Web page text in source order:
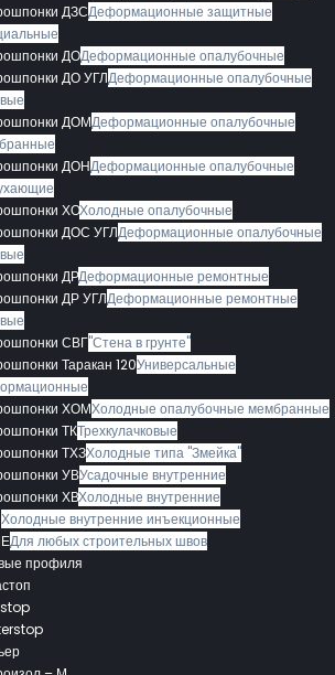
ДЗСДеформационные защитные
ДОДеформационные опалубочные
ДО УГЛДеформационные опалубочные
ДОМДеформационные опалубочные
ДОНДеформационные опалубочные
ХОХолодные опалубочные
ДОС УГЛДеформационные опалубочные
ДРДеформационные ремонтные
ДР УГЛДеформационные ремонтные
СВГ"Стена в грунте"
Таракан 120Универсальные
ХОМХолодные опалубочные мембранные
ТКТрехкулачковые
ТХЗХолодные типа "Змейка"
УВУсадочные внутренние
ХВХолодные внутренние
Холодные внутренние инъекционные
Для любых строительных швов
профиля